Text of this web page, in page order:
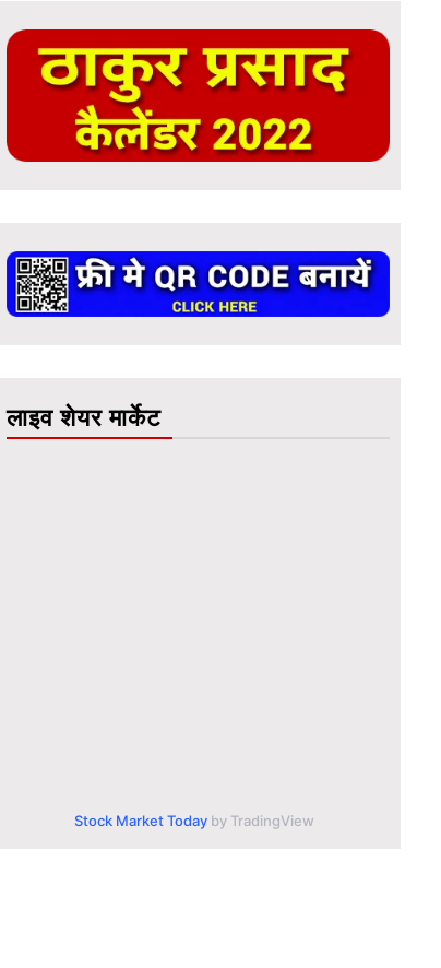
लाइव शेयर मार्केट
Stock Market Today by TradingView